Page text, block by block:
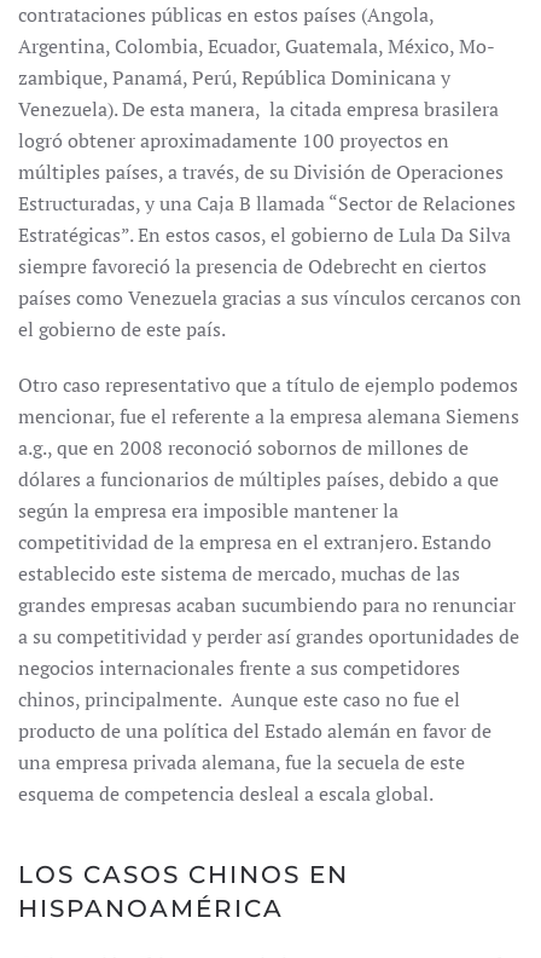
contrataciones públicas en estos países (Angola,
Argentina, Colombia, Ecuador, Guatemala, México, Mo­
zambique, Panamá, Perú, República Domini­cana y
Venezuela). De esta manera, la citada empresa brasilera
logró obtener aproximadamente 100 proyectos en
múltiples países, a través, de su División de Ope­raciones
Estructuradas, y una Caja B llamada “Sector de Relaciones
Estratégicas”. En estos casos, el gobierno de Lula Da Silva
siempre favoreció la presencia de Odebrecht en ciertos
países como Venezuela gracias a sus vínculos cercanos con
el gobierno de este país.
Otro caso representativo que a título de ejemplo podemos
mencionar, fue el referente a la empresa alemana Siemens
a.g., que en 2008 reconoció sobornos de millones de
dólares a funcionarios de múltiples países, debido a que
según la empresa era imposible mantener la
competitividad de la empresa en el extranjero. Estando
establecido este sistema de mercado, muchas de las
grandes empresas acaban sucumbiendo para no renunciar
a su competitividad y perder así grandes oportunidades de
negocios internacionales frente a sus competidores
chinos, principalmente. Aunque este caso no fue el
producto de una política del Estado alemán en favor de
una empresa privada alemana, fue la secuela de este
esquema de competencia desleal a escala global.
LOS CASOS CHINOS EN
HISPANOAMÉRICA